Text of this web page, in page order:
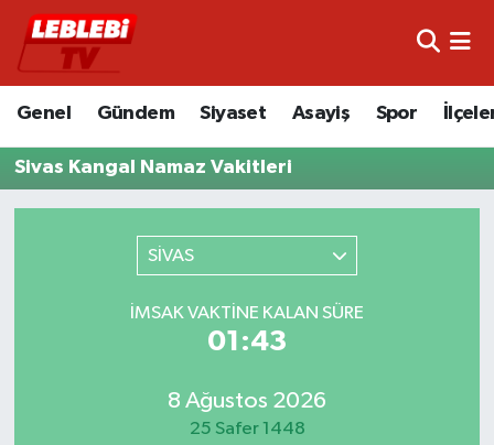
Genel Gündem Siyaset Asayiş Spor
Sivas Kangal Namaz Vakitleri
SİVAS
İMSAK VAKTINE KALAN SÜRE
01:43
8 Ağustos 2026
25 Safer 1448
Hava Durumu
Trafik Durumu
Süper Lig Puan Durumu ve Fikstür
Tüm Manşetler